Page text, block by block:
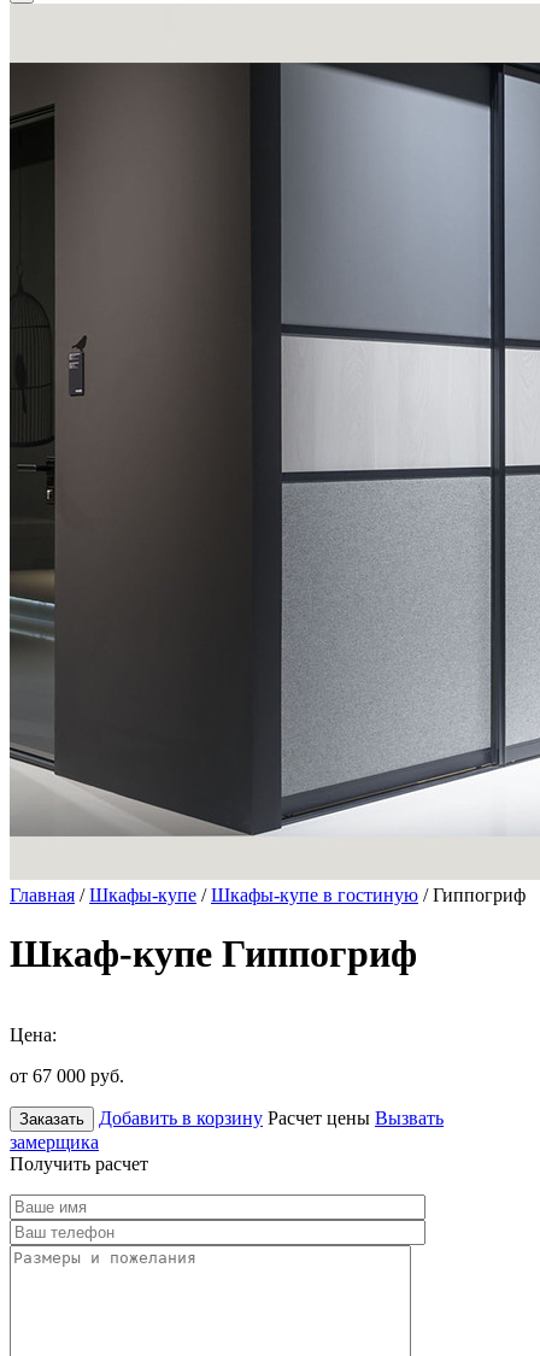
Главная /Шкафы-купе /Шкафы-купе в гостиную / Гиппогриф
Шкаф-купе Гиппогриф
Цена:
от 67 000 руб.
Заказать Добавить в корзину Расчет цены Вызвать
замерщика
Получить расчет